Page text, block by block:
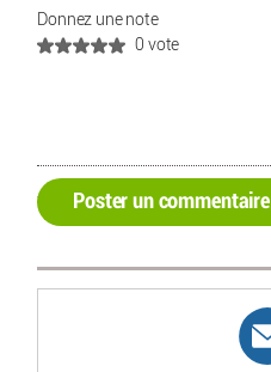
Donnez une note
0 vote
Poster un commentaire